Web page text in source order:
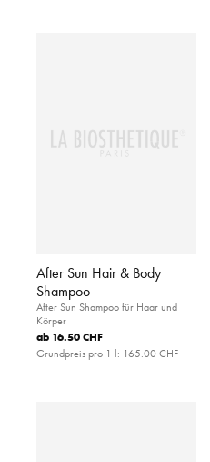
After Sun Hair & Body
Shampoo
After Sun Shampoo für Haar und
Körper
ab 16.50 CHF
Grundpreis pro 1 l: 165.00 CHF